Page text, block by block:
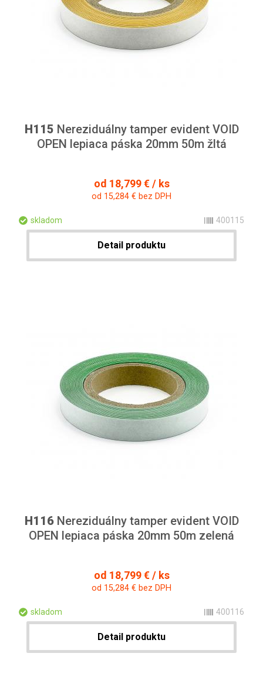
H115 Nereziduálny tamper evident VOID
OPEN lepiaca páska 20mm 50m žltá
od 18,799 € / ks
od 15,284 € bez DPH
skladom 400115
Detail produktu
H116Nereziduálny tamper evident VOID
OPEN lepiaca páska 20mm 50m zelená
od 18,799 € / ks
od 15,284 € bez DPH
skladom 400116
Detail produktu